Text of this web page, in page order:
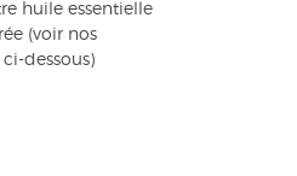
huile essentielle
(voir nos
dessous)